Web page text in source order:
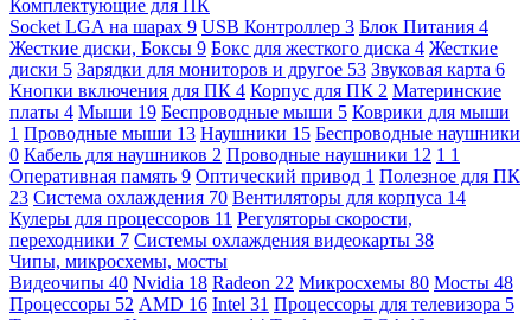
Комплектующие для ПК
Socket LGA на шарах 9 USB Контроллер 3 Блок Питания 4
Жесткие диски, Боксы 9 Бокс для жесткого диска 4 Жесткие
диски 5 Зарядки для мониторов и другое 53 Звуковая карта 6
Кнопки включения для ПК 4 Корпус для ПК 2 Материнские
платы 4 Мыши 19 Беспроводные мыши 5 Коврики для мыши
1 Проводные мыши 13 Наушники 15 Беспроводные наушники
0 Кабель для наушников 2 Проводные наушники 12 1 1
Оперативная память 9 Оптический привод 1 Полезное для ПК
23 Система охлаждения 70 Вентиляторы для корпуса 14
Кулеры для процессоров 11 Регуляторы скорости,
переходники 7 Системы охлаждения видеокарты 38
Чипы, микросхемы, мосты
Видеочипы 40 Nvidia 18 Radeon 22 Микросхемы 80 Мосты 48
Процессоры 52 AMD 16 Intel 31 Процессоры для телевизора 5